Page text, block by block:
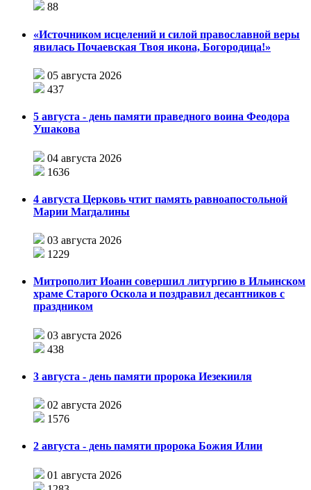
88
«Источником исцелений и силой православной веры
явилась Почаевская Твоя икона, Богородица!»
05 августа 2026
437
5 августа - день памяти праведного воина Феодора
Ушакова
04 августа 2026
1636
4 августа Церковь чтит память равноапостольной
Марии Магдалины
03 августа 2026
1229
Митрополит Иоанн совершил литургию в Ильинском
храме Старого Оскола и поздравил десантников с
праздником
03 августа 2026
438
3 августа - день памяти пророка Иезекииля
02 августа 2026
1576
2 августа - день памяти пророка Божия Илии
01 августа 2026